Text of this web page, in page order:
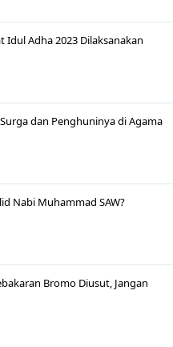
Idul Adha 2023 Dilaksanakan
dan Penghuninya di Agama
Nabi Muhammad SAW?
Bromo Diusut, Jangan